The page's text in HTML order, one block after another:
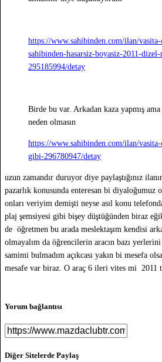
https://www.sahibinden.com/ilan/
sahibinden-hasarsiz-boyasiz-2011-
295185994/detay
Birde bu var. Arkadan kaza yapmış
neden olmasın
https://www.sahibinden.com/ilan/
gibi-296780947/detay
uzun zamandır duruyor diye paylaştığınız
pazarlık konusunda enteresan bi diyaloğumuz
onları veriyim demişti neyse asıl konu
plaj şemsiyesi gibi bişey düştüğünden biraz
de öğretmen bu arada meslektaşım kendisi
olmayalım da öğrencilerin aracın bazı
samimi bulmadım açıkcası yakın bi mesefa
mesafe var biraz. O araç 6 ileri vites mi 2011
Yorum bağlantısı
Diğer Sitelerde Paylaş